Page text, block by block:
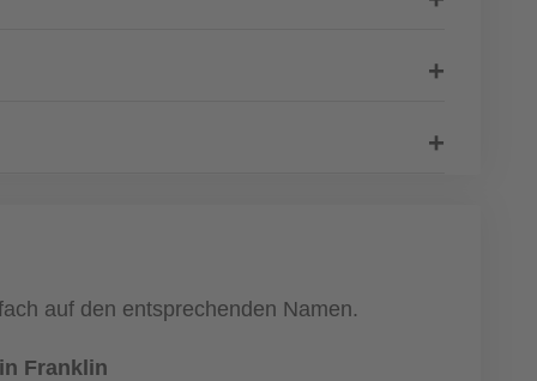
auf den entsprechenden Namen.
Franklin